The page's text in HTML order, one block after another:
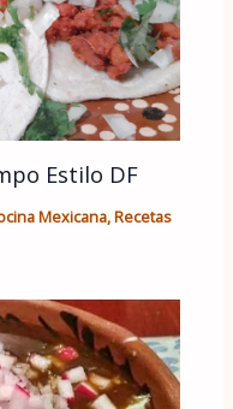
Estilo DF
Mexicana,Recetas